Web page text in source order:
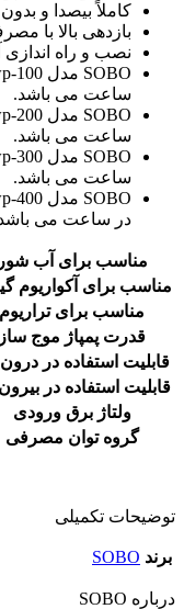
کاملاً بیصدا و
بازدهی بالا با مصرف
نصب و راه اندازی
ساعت می باشد.
ساعت می باشد.
ساعت می باشد.
در ساعت می
مناسب برای آب شور
مناسب برای آکواریوم
مناسب برای تراریوم
قدرت پمپاژ موج ساز
قابلیت استفاده در
قابلیت استفاده در
ولتاژ برق ورودی
گروه توان مصرفی
توضیحات تکمیلی
برند SOBO
درباره SOBO